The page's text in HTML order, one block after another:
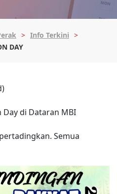
Info Terkini
DAY
Day di Dataran MBI
Semua